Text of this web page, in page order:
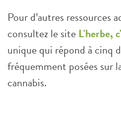
Pour d’autres ressources
consultez le site L'herbe,
unique qui répond à cinq
fréquemment posées sur
cannabis.